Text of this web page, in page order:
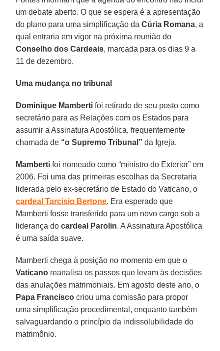
um debate aberto. O que se espera é a apresentação
do plano para uma simplificação daCúria Romana, a
qual entraria em vigor na próxima reunião do
Conselho dos Cardeais, marcada para os dias 9 a
11 de dezembro.
Uma mudança no tribunal
Dominique Mamberti foi retirado de seu posto como
secretário para as Relações com os Estados para
assumir a Assinatura Apostólica, frequentemente
chamada de “o Supremo Tribunal” da Igreja.
Mamberti foi nomeado como “ministro do Exterior” em
2006. Foi uma das primeiras escolhas da Secretaria
liderada pelo ex-secretário de Estado do Vaticano, o
cardeal Tarcisio Bertone. Era esperado que
Mamberti fosse transferido para um novo cargo sob a
liderança docardeal Parolin. A Assinatura Apostólica
é uma saída suave.
Mamberti chega à posição no momento em que o
Vaticano reanalisa os passos que levam às decisões
das anulações matrimoniais. Em agosto deste ano, o
Papa Francisco criou uma comissão para propor
uma simplificação procedimental, enquanto também
salvaguardando o princípio da indissolubilidade do
matrimônio.